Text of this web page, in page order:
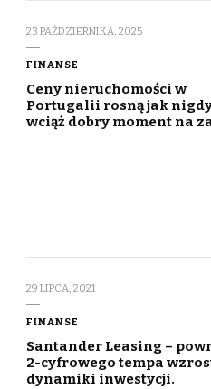
23 PAŹDZIERNIKA, 2025
FINANSE
Ceny nieruchomości w
Portugalii rosną jak
wciąż dobry moment na
29 LIPCA, 2021
FINANSE
Santander Leasing –
2-cyfrowego tempa
dynamiki inwestycji.